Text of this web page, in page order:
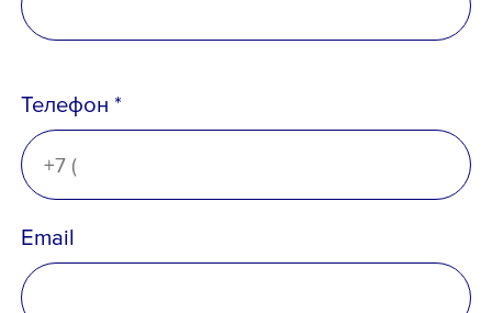
Email *
Вопрос *
Телефон *
Email